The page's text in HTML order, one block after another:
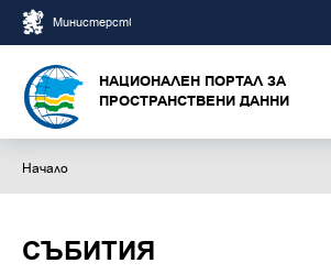
Mинистерство на електронното управление
НАЦИОНАЛЕН ПОРТАЛ ЗА
ПРОСТРАНСТВЕНИ ДАННИ
Начало
СЪБИТИЯ